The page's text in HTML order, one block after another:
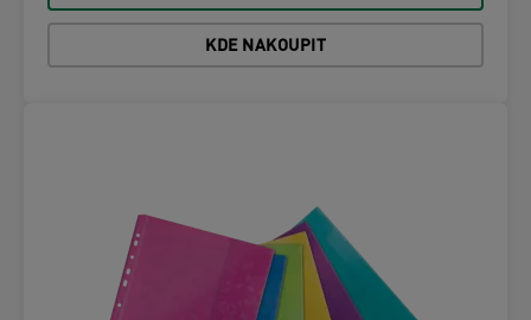
KDE NAKOUPIT